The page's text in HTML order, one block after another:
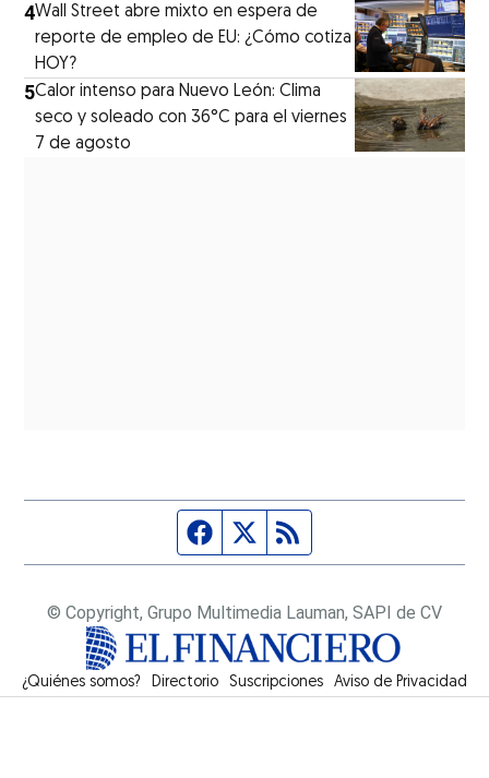
4Wall Street abre mixto en espera de
reporte de empleo de EU: ¿Cómo cotiza
HOY?
5Calor intenso para Nuevo León: Clima
seco y soleado con 36°C para el viernes
7 de agosto
Página de Facebook
Fuente Twitter
© Copyright, Grupo Multimedia Lauman, SAPI de CV
¿Quiénes somos? Directorio Suscripciones Opens in new window
Aviso de Privacidad